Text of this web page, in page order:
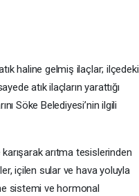
haline gelmiş ilaçlar; ilçedeki
atık ilaçların yarattığı
Söke Belediyesi’nin ilgili
arıtma tesislerinden
içilen sular ve hava yoluyla
sistemi ve hormonal